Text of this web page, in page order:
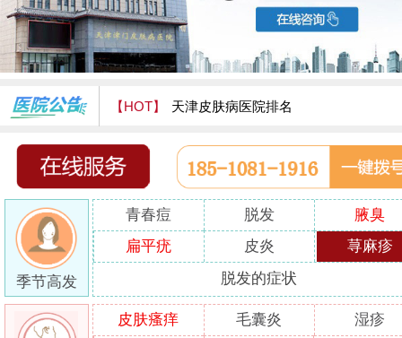
【HOT】 天津皮肤病医院排名
天津津门皮肤病医院怎么样
季节高发
青春痘 脱发
腋臭
扁平疣
皮炎 荨麻疹
脱发的症状
皮肤瘙痒 毛囊炎
湿疹